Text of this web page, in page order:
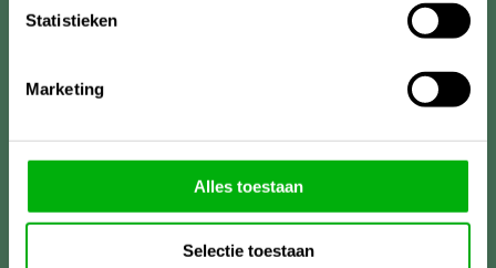
Statistieken
Marketing
Alles toestaan
Selectie toestaan